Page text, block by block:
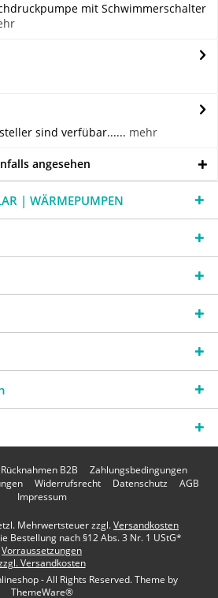
mit Schwimmerschalter
sind verfübar...... mehr
angesehen
| WÄRMEPUMPEN
Rücknahmen B2B
Zahlungsbedingungen
Widerrufsrecht Datenschutz
AGB
Impressum
Mehrwertsteuer zzgl.Versandkosten
nach §12 Abs. 3 Nr. 1 UStG*
Vorraussetzungen
Versandkosten
- All Rights Reserved. Theme by
ThemeWare®